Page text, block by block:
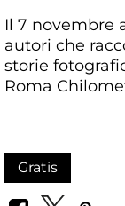
Il 7 novembre
autori che
storie
Roma
Gratis